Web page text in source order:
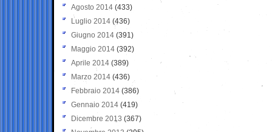
Agosto 2014 (433)
Luglio 2014 (436)
Giugno 2014 (391)
Maggio 2014 (392)
Aprile 2014 (389)
Marzo 2014 (436)
Febbraio 2014 (386)
Gennaio 2014 (419)
Dicembre 2013 (367)